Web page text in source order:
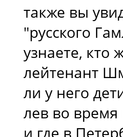
также вы
"русского
узнаете, кто
лейтенант
ли у него
лев во
и где в